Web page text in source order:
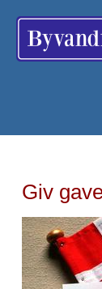
Giv